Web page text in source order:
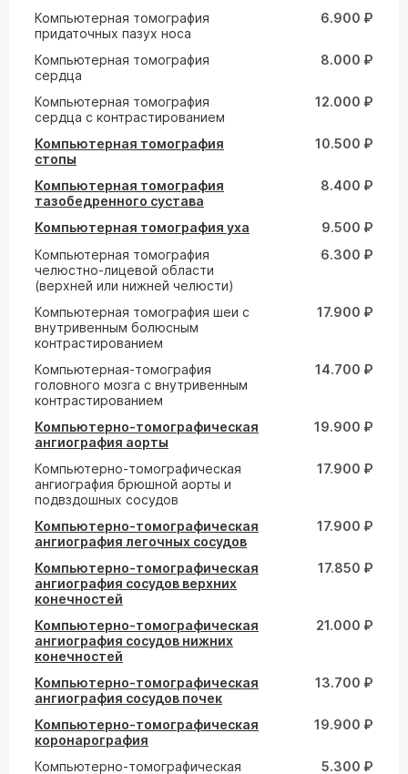
Компьютерная томография
придаточных пазух носа
6.900 ₽
Компьютерная томография
сердца
8.000 ₽
Компьютерная томография
сердца с контрастированием
12.000 ₽
Компьютерная томография
стопы
10.500 ₽
Компьютерная томография
тазобедренного сустава
8.400 ₽
Компьютерная томография уха
9.500 ₽
Компьютерная томография
челюстно-лицевой области
(верхней или нижней челюсти)
6.300 ₽
Компьютерная томография шеи с
внутривенным болюсным
контрастированием
17.900 ₽
Компьютерная-томография
головного мозга с внутривенным
контрастированием
14.700 ₽
Компьютерно-томографическая
ангиография аорты
19.900 ₽
Компьютерно-томографическая
ангиография брюшной аорты и
подвздошных сосудов
17.900 ₽
Компьютерно-томографическая
ангиография легочных сосудов
17.900 ₽
Компьютерно-томографическая
ангиография сосудов верхних
конечностей
17.850 ₽
Компьютерно-томографическая
ангиография сосудов нижних
конечностей
21.000 ₽
Компьютерно-томографическая
ангиография сосудов почек
13.700 ₽
Компьютерно-томографическая
коронарография
19.900 ₽
Компьютерно-томографическая
5.300 ₽